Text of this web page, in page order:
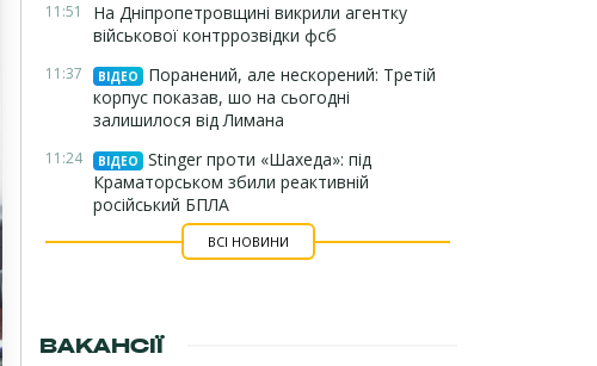
11:51
На Дніпропетровщині викрили агентку
військової контррозвідки фсб
11:37 ВІДЕО
Поранений, але нескорений: Третій
корпус показав, шо на сьогодні
залишилося від Лимана
11:24 ВІДЕО
Stinger проти «Шахеда»: під
Краматорськом збили реактивній
російський БПЛА
ВСІ НОВИНИ
ВАКАНСІЇ